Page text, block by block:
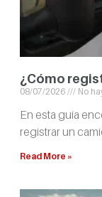
¿Cómo
08/07/2026 No
En esta guía
registrar un
Read More »